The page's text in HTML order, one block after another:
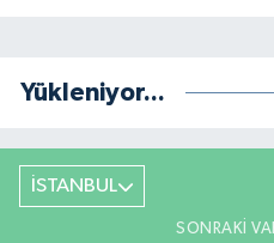
Yükleniyor...
İSTANBUL
SONRAKI